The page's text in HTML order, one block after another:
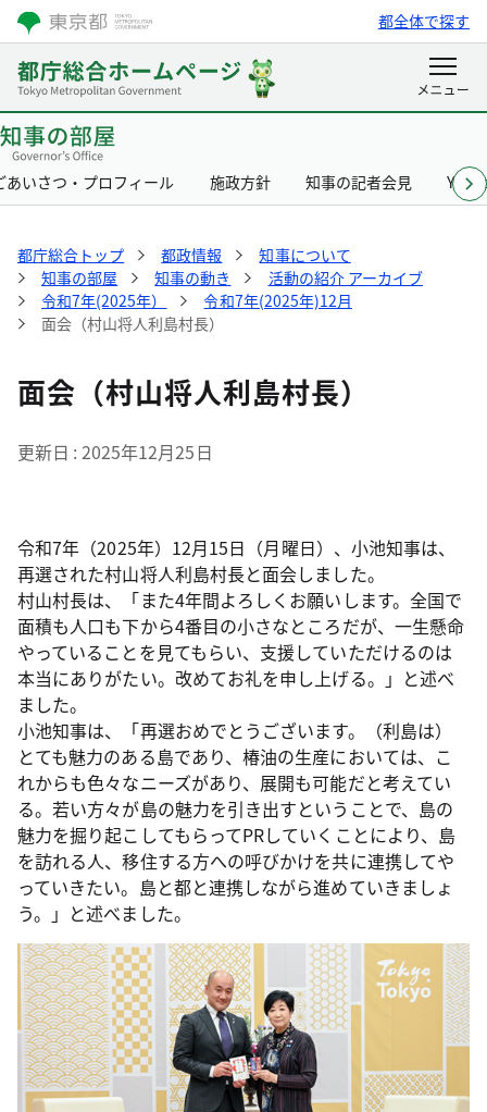
都全体で探す
あいさつ・プロフィール 施政方針 知事の記者会見
都庁総合トップ 都政情報
知事について
知事の部屋
知事の動き
活動の紹介 アーカイブ
令和7年(2025年）
令和7年(2025年)12月
面会（村山将人利島村長）
面会（村山将人利島村長）
更新日 2025年12月25日
令和7年（2025年）12月15日（月曜日）、小池知事は、
再選された村山将人利島村長と面会しました。
村山村長は、「また4年間よろしくお願いします。全国で
面積も人口も下から4番目の小さなところだが、一生懸命
やっていることを見てもらい、支援していただけるのは
本当にありがたい。改めてお礼を申し上げる。」と述べ
ました。
小池知事は、「再選おめでとうございます。（利島は）
とても魅力のある島であり、椿油の生産においては、こ
れからも色々なニーズがあり、展開も可能だと考えてい
る。若い方々が島の魅力を引き出すということで、島の
魅力を掘り起こしてもらってPRしていくことにより、島
を訪れる人、移住する方への呼びかけを共に連携してや
っていきたい。島と都と連携しながら進めていきましょ
う。」と述べました。